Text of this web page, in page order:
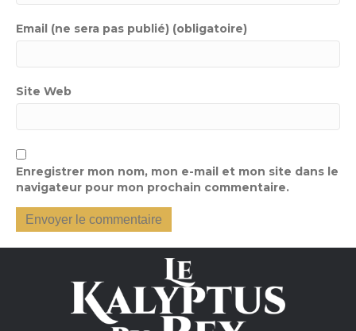
Email (ne sera pas publié) (obligatoire)
Site Web
Enregistrer mon nom, mon e-mail et mon site dans le
navigateur pour mon prochain commentaire.